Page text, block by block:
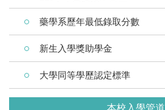
藥學系歷年最低錄取分數
新生入學獎助學金
大學同等學歷認定標準